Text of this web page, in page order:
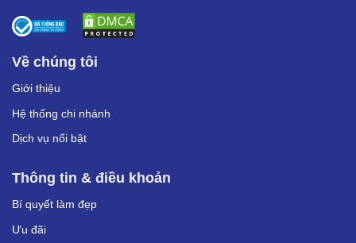
Về chúng tôi
Giới thiệu
Hệ thống chi nhánh
Dịch vụ nổi bật
Thông tin & điều khoản
Bí quyết làm đẹp
Ưu đãi